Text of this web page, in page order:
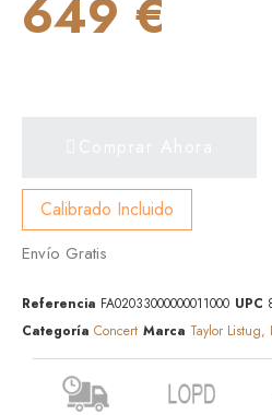
649 €
Calibrado Incluido
Envío Gratis
Referencia FA02033000000011000 UPC
Categoría Concert Marca Taylor Listug,